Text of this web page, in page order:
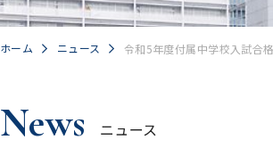
ホーム ニュース 令和5年度付属中学校入試合
News ニュース